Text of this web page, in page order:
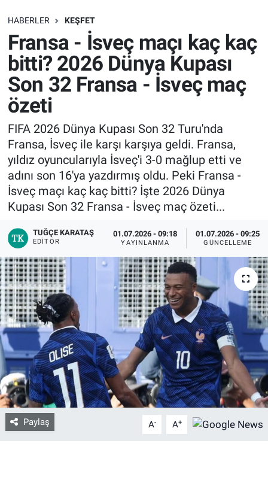
HABERLER KEŞFET
Fransa - İsveç maçı kaç kaç
bitti? 2026 Dünya Kupası
Son 32 Fransa - İsveç maç
özeti
FIFA 2026 Dünya Kupası Son 32 Turu'nda
Fransa, İsveç ile karşı karşıya geldi. Fransa,
yıldız oyuncularıyla İsveç'i 3-0 mağlup etti ve
adını son 16'ya yazdırmış oldu. Peki Fransa -
İsveç maçı kaç kaç bitti? İşte 2026 Dünya
Kupası Son 32 Fransa - İsveç maç özeti...
TUĞÇE KARATAŞ
EDITÖR
01.07.2026 - 09:18
YAYINLANMA
01.07.2026 - 09:25
GÜNCELLEME
Paylaş A- A+
SAĞLIK
EKONOMİ
EĞİTİM
ÖZEL HABER
Keşfet
ASTROLOJİ
MANŞET
RESMİ İLANLAR
İLAN
Bize ulaşın
İletişim/Künye
Yaşam
Gözden Kaçmasın
İletişim (Künye)